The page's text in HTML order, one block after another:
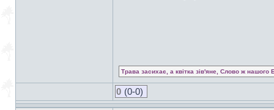
Трава засихає, а квітка зів'яне, Слово ж нашого
0 (0-0)